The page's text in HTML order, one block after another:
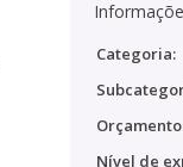
Categoria:
Nível de